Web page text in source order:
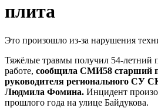
плита
Это произошло из-за нарушения
Тяжёлые травмы получил 54-летний
работе, сообщила СМИ58 старший
руководителя регионального СУ
Людмила Фомина. Инцидент
прошлого года на улице Байдукова.